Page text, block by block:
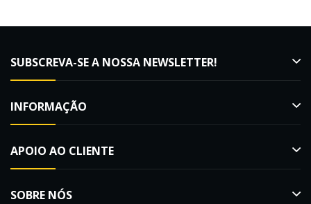
SUBSCREVA-SE A NOSSA NEWSLETTER!
INFORMAÇÃO
APOIO AO CLIENTE
SOBRE NÓS